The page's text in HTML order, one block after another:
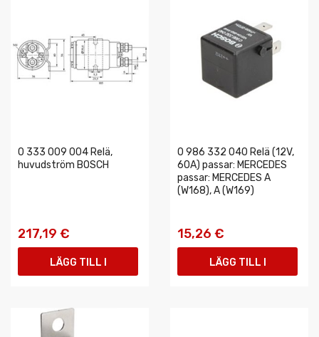
0 333 009 004 Relä,
huvudström BOSCH
217,19 €
LÄGG TILL I
0 986 332 040 Relä (12V,
60A) passar: MERCEDES
passar: MERCEDES A
(W168), A (W169)
15,26 €
LÄGG TILL I